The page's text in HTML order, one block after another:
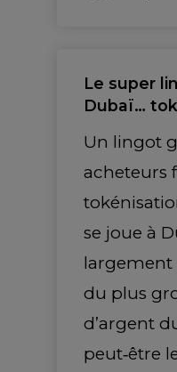
Le super
Dubaï…
Un lingot
acheteurs
se joue à
largement
du plus
d’argent
peut‑être